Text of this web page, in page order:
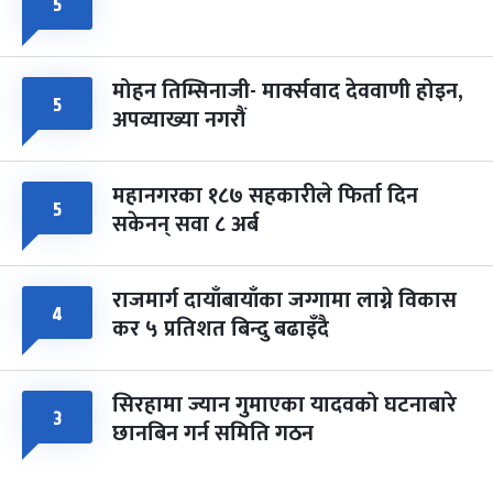
५ मोहन तिम्सिनाजी- मार्क्सवाद देववाणी होइन,
अपव्याख्या नगरौं
५ महानगरका १८७ सहकारीले फिर्ता दिन
सकेनन् सवा ८ अर्ब
४ राजमार्ग दायाँबायाँका जग्गामा लाग्ने विकास
कर ५ प्रतिशत बिन्दु बढाइँदै
३ सिरहामा ज्यान गुमाएका यादवको घटनाबारे
छानबिन गर्न समिति गठन